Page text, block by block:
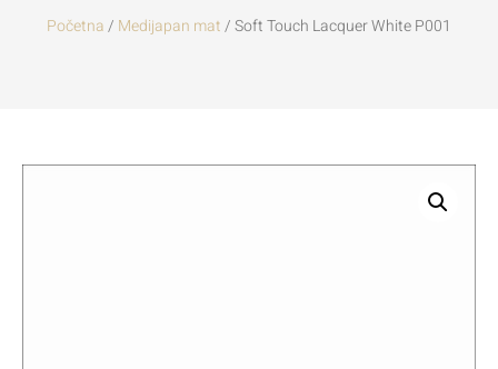
Početna/ Medijapan mat/ Soft Touch Lacquer White P001